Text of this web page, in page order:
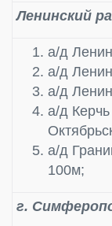
Ленинский
а/д
а/д
а/д
а/д
а/д
100м;
г.